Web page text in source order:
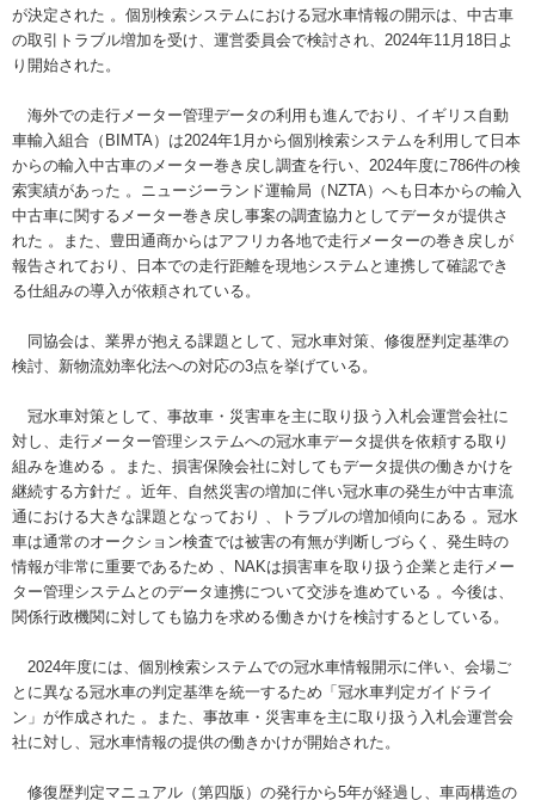
が決定された 。個別検索システムにおける冠水車情報の開示は、中古車
の取引トラブル増加を受け、運営委員会で検討され、2024年11月18日よ
り開始された。
海外での走行メーター管理データの利用も進んでおり、イギリス自動
車輸入組合（BIMTA）は2024年1月から個別検索システムを利用して日本
からの輸入中古車のメーター巻き戻し調査を行い、2024年度に786件の検
索実績があった 。ニュージーランド運輸局（NZTA）へも日本からの輸入
中古車に関するメーター巻き戻し事案の調査協力としてデータが提供さ
れた 。また、豊田通商からはアフリカ各地で走行メーターの巻き戻しが
報告されており、日本での走行距離を現地システムと連携して確認でき
る仕組みの導入が依頼されている。
同協会は、業界が抱える課題として、冠水車対策、修復歴判定基準の
検討、新物流効率化法への対応の3点を挙げている。
冠水車対策として、事故車・災害車を主に取り扱う入札会運営会社に
対し、走行メーター管理システムへの冠水車データ提供を依頼する取り
組みを進める 。また、損害保険会社に対してもデータ提供の働きかけを
継続する方針だ 。近年、自然災害の増加に伴い冠水車の発生が中古車流
通における大きな課題となっており 、トラブルの増加傾向にある 。冠水
車は通常のオークション検査では被害の有無が判断しづらく、発生時の
情報が非常に重要であるため 、NAKは損害車を取り扱う企業と走行メー
ター管理システムとのデータ連携について交渉を進めている 。今後は、
関係行政機関に対しても協力を求める働きかけを検討するとしている。
2024年度には、個別検索システムでの冠水車情報開示に伴い、会場ご
とに異なる冠水車の判定基準を統一するため「冠水車判定ガイドライ
ン」が作成された 。また、事故車・災害車を主に取り扱う入札会運営会
社に対し、冠水車情報の提供の働きかけが開始された。
修復歴判定マニュアル（第四版）の発行から5年が経過し、車両構造の